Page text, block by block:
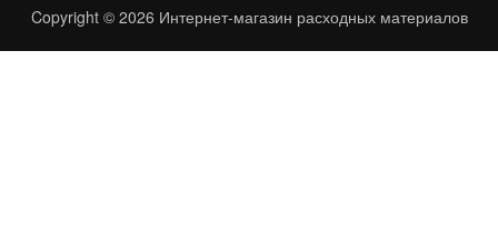
Copyright © 2026 Интернет-магазин расходных материалов